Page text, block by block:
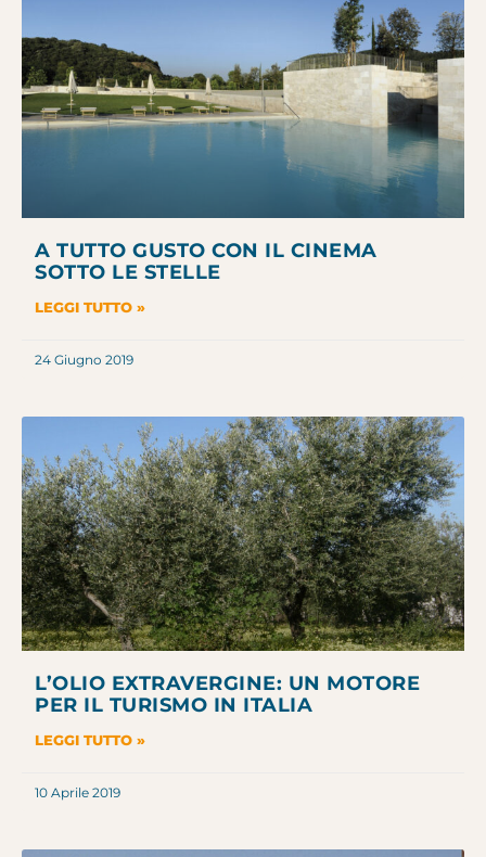
A TUTTO GUSTO CON IL CINEMA
SOTTO LE STELLE
LEGGI TUTTO »
24 Giugno 2019
L’OLIO EXTRAVERGINE: UN MOTORE
PER IL TURISMO IN ITALIA
LEGGI TUTTO »
10 Aprile 2019